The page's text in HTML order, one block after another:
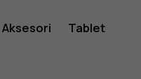
Aksesori Tablet